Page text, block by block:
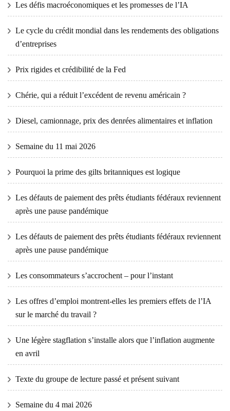
Les défis macroéconomiques et les promesses de l’IA
Le cycle du crédit mondial dans les rendements des obligations
d’entreprises
Prix ​​​​rigides et crédibilité de la Fed
Chérie, qui a réduit l’excédent de revenu américain ?
Diesel, camionnage, prix des denrées alimentaires et inflation
Semaine du 11 mai 2026
Pourquoi la prime des gilts britanniques est logique
Les défauts de paiement des prêts étudiants fédéraux reviennent
après une pause pandémique
Les défauts de paiement des prêts étudiants fédéraux reviennent
après une pause pandémique
Les consommateurs s’accrochent – ​​pour l’instant
Les offres d’emploi montrent-elles les premiers effets de l’IA
sur le marché du travail ?
Une légère stagflation s’installe alors que l’inflation augmente
en avril
Texte du groupe de lecture passé et présent suivant
Semaine du 4 mai 2026